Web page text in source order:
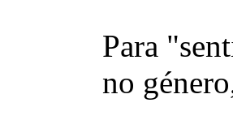
Para
no